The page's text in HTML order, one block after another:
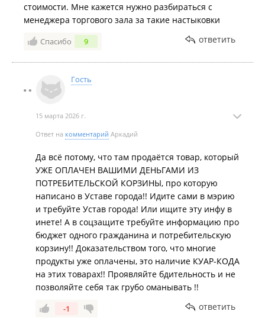
стоимости. Мне кажется нужно разбираться с
менеджера торгового зала за такие настыковки
Спасибо 9 ответить
Гость
15 марта 2026 г.
Ответ на комментарий Аркадий
Да всё потому, что там продаётся товар, который
УЖЕ ОПЛАЧЕН ВАШИМИ ДЕНЬГАМИ ИЗ
ПОТРЕБИТЕЛЬСКОЙ КОРЗИНЫ, про которую
написано в Уставе города!! Идите сами в мэрию
и требуйте Устав города! Или ищите эту инфу в
инете! А в соцзащите требуйте информацию про
бюджет одного гражданина и потребительскую
корзину!! Доказательством того, что многие
продукты уже оплачены, это наличие КУАР-КОДА
на этих товарах!! Проявляйте бдительность и не
позволяйте себя так грубо оманывать !!
-1 ответить